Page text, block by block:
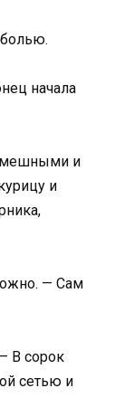
начала
и
и
— Сам
В сорок
сетью и